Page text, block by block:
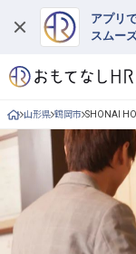
アプリ
スムー
ログイン
求人・施設を
キープした求
就職・転職 合
おもてなし
山形県 鶴岡市 SHONAI